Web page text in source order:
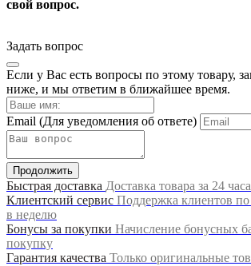
свой вопрос.
Задать вопрос
Если у Вас есть вопросы по этому товару,
ниже, и мы ответим в ближайшее время.
Email (Для уведомления об ответе)
Продолжить
Быстрая доставка Доставка товара за 24
Клиентский сервис Поддержка клиентов
в неделю
Бонусы за покупки Начисление бонусных
покупку
Гарантия качества Только оригинальные